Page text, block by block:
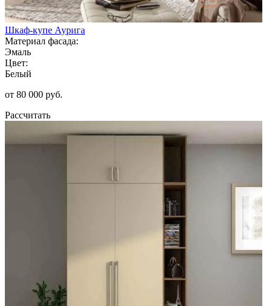
Шкаф-купе Аурига
Материал фасада:
Эмаль
Цвет:
Белый
от 80 000 руб.
Рассчитать